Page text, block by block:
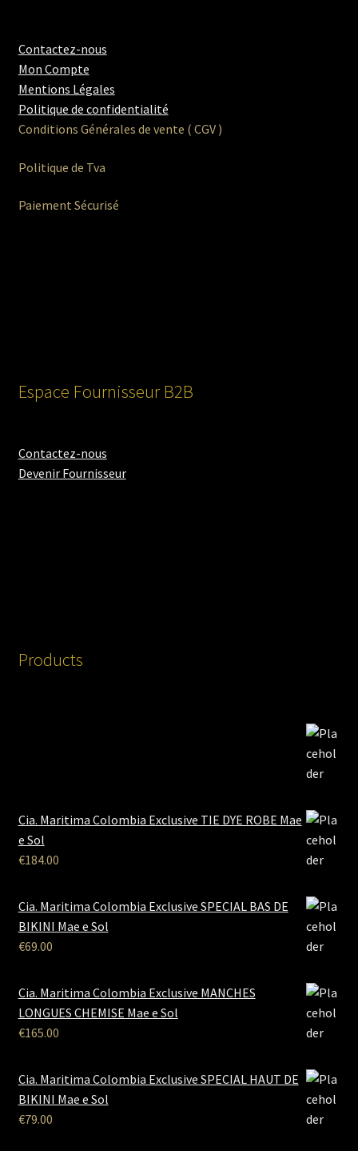
Contactez-nous
Mon Compte
Mentions Légales
Politique de confidentialité
Conditions Générales de vente ( CGV )
Politique de Tva
Paiement Sécurisé
Espace Fournisseur B2B
Contactez-nous
Devenir Fournisseur
Products
Cia. Maritima Colombia Exclusive TIE DYE ROBE Mae
e Sol
€184.00
Cia. Maritima Colombia Exclusive SPECIAL BAS DE
BIKINI Mae e Sol
€69.00
Cia. Maritima Colombia Exclusive MANCHES
LONGUES CHEMISE Mae e Sol
€165.00
Cia. Maritima Colombia Exclusive SPECIAL HAUT DE
BIKINI Mae e Sol
€79.00